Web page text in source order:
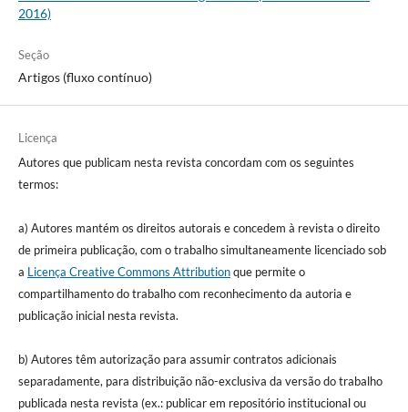
2016)
Seção
Artigos (fluxo contínuo)
Licença
Autores que publicam nesta revista concordam com os seguintes
termos:
a) Autores mantém os direitos autorais e concedem à revista o direito
de primeira publicação, com o trabalho simultaneamente licenciado sob
a Licença Creative Commons Attributionque permite o
compartilhamento do trabalho com reconhecimento da autoria e
publicação inicial nesta revista.
b) Autores têm autorização para assumir contratos adicionais
separadamente, para distribuição não-exclusiva da versão do trabalho
publicada nesta revista (ex.: publicar em repositório institucional ou